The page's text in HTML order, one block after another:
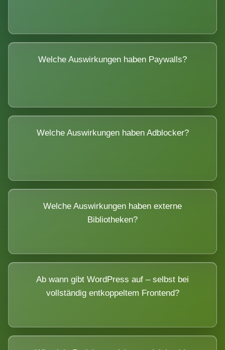
Welche Auswirkungen haben Paywalls?
Welche Auswirkungen haben Adblocker?
Welche Auswirkungen haben externe
Bibliotheken?
Ab wann gibt WordPress auf – selbst bei
vollständig entkoppeltem Frontend?